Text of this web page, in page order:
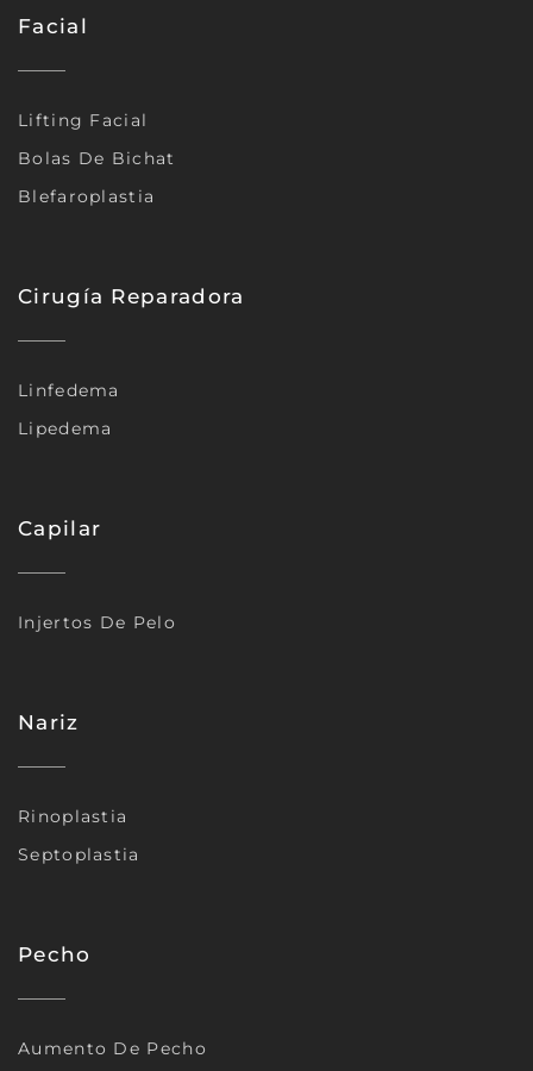
Facial
Lifting Facial
Bolas De Bichat
Blefaroplastia
Cirugía Reparadora
Linfedema
Lipedema
Capilar
Injertos De Pelo
Nariz
Rinoplastia
Septoplastia
Pecho
Aumento De Pecho